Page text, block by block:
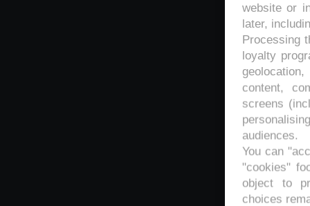
website or
later,
Processing
loyalty
content,
screens
audiences.
You can
"cookies"
object to
choices